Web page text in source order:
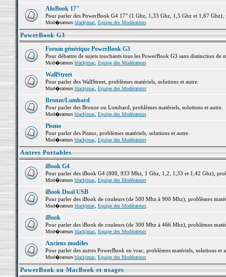
AluBook 17"
Pour parler des PowerBook G4 17" (1 Ghz, 1,33 Ghz, 1,5 Ghz et 1,67 Ghz),
Mod�rateurs blackjmac, Equipe des Modérateurs
PowerBook G3
Forum générique PowerBook G3
Pour débattre de sujets touchants tous les PowerBook G3 sans distinction de
Mod�rateurs blackjmac, Equipe des Modérateurs
WallStreet
Pour parler des WallStreet, problèmes matériels, solutions et autre.
Mod�rateurs blackjmac, Equipe des Modérateurs
Bronze/Lombard
Pour parler des Bronze ou Lombard, problèmes matériels, solutions et autre.
Mod�rateurs blackjmac, Equipe des Modérateurs
Pismo
Pour parler des Pismo, problèmes matériels, solutions et autre.
Mod�rateurs blackjmac, Equipe des Modérateurs
Autres Portables
iBook G4
Pour parler des iBook G4 (800, 933 Mhz, 1 Ghz, 1,2, 1,33 et 1,42 Ghz),
Mod�rateurs blackjmac, Equipe des Modérateurs
iBook Dual USB
Pour parler des iBook de couleurs (de 500 Mhz à 900 Mhz), problèmes
Mod�rateurs blackjmac, Equipe des Modérateurs
iBook
Pour parler des iBook de couleurs (de 300 Mhz à 466 Mhz), problèmes
Mod�rateurs blackjmac, Equipe des Modérateurs
Anciens modèles
Pour parler des autres PowerBook en vrac, problèmes matériels, solutions et
Mod�rateurs blackjmac, Equipe des Modérateurs
PowerBook ou MacBook et usages